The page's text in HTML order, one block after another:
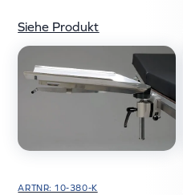
Siehe Produkt
ARTNR: 10-380-K